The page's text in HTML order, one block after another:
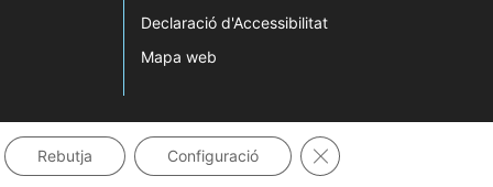
Declaració d'Accessibilitat
Mapa web
Rebutja Configuració Tanca el bàner de